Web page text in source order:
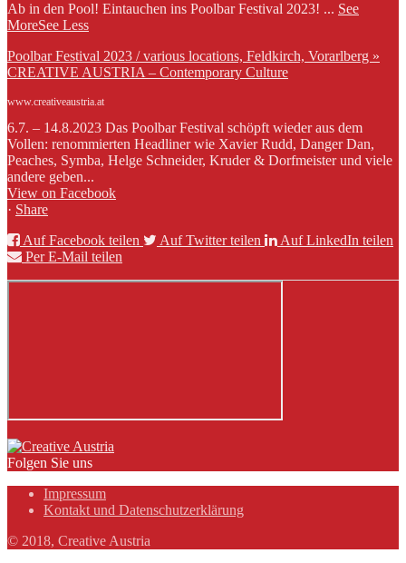
Ab in den Pool! Eintauchen ins Poolbar Festival 2023! ... See
MoreSee Less
Poolbar Festival 2023 / various locations, Feldkirch, Vorarlberg »
CREATIVE AUSTRIA – Contemporary Culture
www.creativeaustria.at
6.7. – 14.8.2023 Das Poolbar Festival schöpft wieder aus dem
Vollen: renommierten Headliner wie Xavier Rudd, Danger Dan,
Peaches, Symba, Helge Schneider, Kruder & Dorfmeister und viele
andere geben...
View on Facebook
· Share
Auf Facebook teilen
Auf Twitter teilen
Auf LinkedIn teilen
Per E-Mail teilen
Folgen Sie uns
Impressum
Kontakt und Datenschutzerklärung
© 2018, Creative Austria